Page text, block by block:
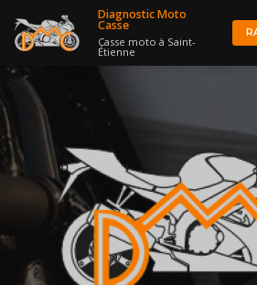
au
contenu
Diagnostic Moto
Casse
Casse moto à Saint-
Étienne